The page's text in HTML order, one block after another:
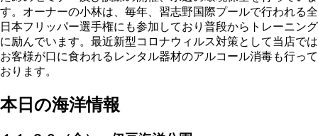
す。オーナーの小林は、毎年、習志野国際プールで行われる全
日本フリッパー選手権にも参加しており普段からトレーニング
に励んでいます。最近新型コロナウィルス対策として当店では
お客様が口に食われるレンタル器材のアルコール消毒も行って
おります。
本日の海洋情報